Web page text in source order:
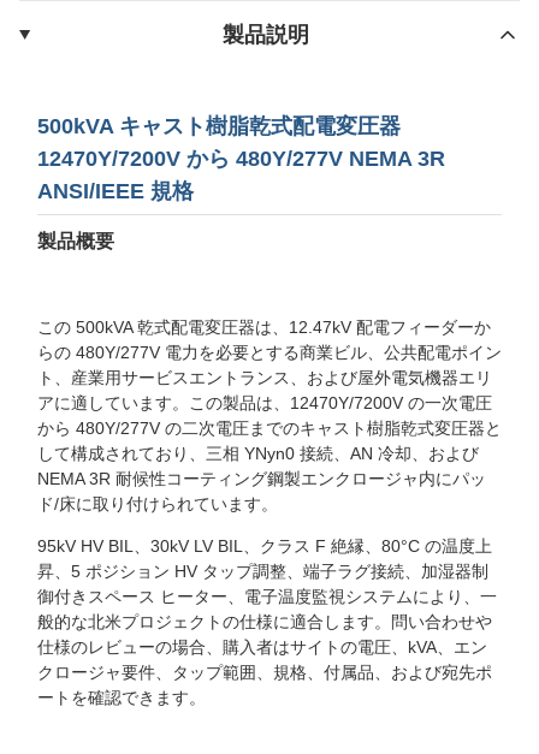
製品説明
500kVA キャスト樹脂乾式配電変圧器
12470Y/7200V から 480Y/277V NEMA 3R
ANSI/IEEE 規格
製品概要
この 500kVA 乾式配電変圧器は、12.47kV 配電フィーダーか
らの 480Y/277V 電力を必要とする商業ビル、公共配電ポイン
ト、産業用サービスエントランス、および屋外電気機器エリ
アに適しています。この製品は、12470Y/7200V の一次電圧
から 480Y/277V の二次電圧までのキャスト樹脂乾式変圧器と
して構成されており、三相 YNyn0 接続、AN 冷却、および
NEMA 3R 耐候性コーティング鋼製エンクロージャ内にパッ
ド/床に取り付けられています。
95kV HV BIL、30kV LV BIL、クラス F 絶縁、80°C の温度上
昇、5 ポジション HV タップ調整、端子ラグ接続、加湿器制
御付きスペース ヒーター、電子温度監視システムにより、一
般的な北米プロジェクトの仕様に適合します。問い合わせや
仕様のレビューの場合、購入者はサイトの電圧、kVA、エン
クロージャ要件、タップ範囲、規格、付属品、および宛先ポ
ートを確認できます。